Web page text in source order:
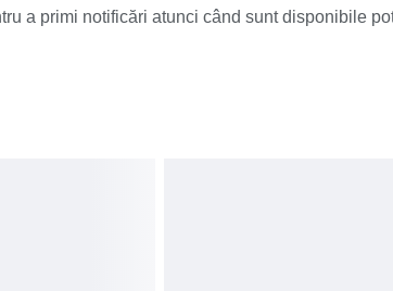
a primi notificări atunci când sunt disponibile